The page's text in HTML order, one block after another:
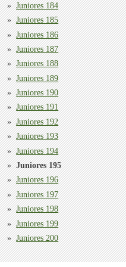
Juniores 184
Juniores 185
Juniores 186
Juniores 187
Juniores 188
Juniores 189
Juniores 190
Juniores 191
Juniores 192
Juniores 193
Juniores 194
Juniores 195
Juniores 196
Juniores 197
Juniores 198
Juniores 199
Juniores 200